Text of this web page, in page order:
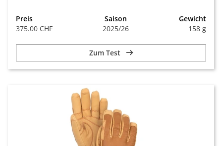
Preis
375.00 CHF
Saison
2025/26
Gewicht
158 g
Zum Test